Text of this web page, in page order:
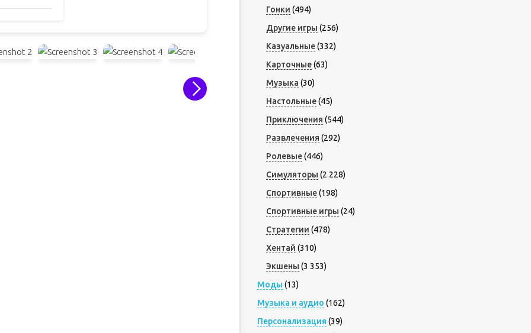
Гонки (494)
Другие игры (256)
Казуальные(332)
Карточные(63)
Музыка (30)
Настольные(45)
Приключения (544)
Развлечения (292)
Ролевые(446)
Симуляторы (2 228)
Спортивные(198)
Спортивные игры (24)
Стратегии (478)
Хентай (310)
Экшены (3 353)
Моды (13)
Музыка и аудио (162)
Персонализация (39)